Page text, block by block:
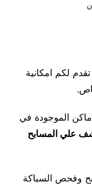
لكم امكانية
الموجودة في
علي المسابح
وفحص السباكة